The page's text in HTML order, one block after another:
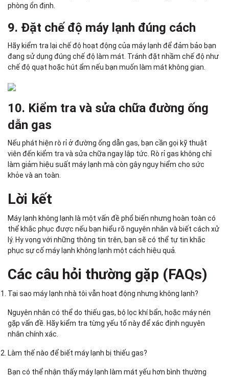
phòng ổn định.
9. Đặt chế độ máy lạnh đúng cách
Hãy kiểm tra lại chế độ hoạt động của máy lạnh để đảm bảo bạn
đang sử dụng đúng chế độ làm mát. Tránh đặt nhầm chế độ như
chế độ quạt hoặc hút ẩm nếu bạn muốn làm mát không gian.
10. Kiểm tra và sửa chữa đường ống
dẫn gas
Nếu phát hiện rò rỉ ở đường ống dẫn gas, bạn cần gọi kỹ thuật
viên đến kiểm tra và sửa chữa ngay lập tức. Rò rỉ gas không chỉ
làm giảm hiệu suất máy lạnh mà còn gây nguy hiểm cho sức
khỏe và an toàn.
Lời kết
Máy lạnh không lạnh là một vấn đề phổ biến nhưng hoàn toàn có
thể khắc phục được nếu bạn hiểu rõ nguyên nhân và biết cách xử
lý. Hy vọng với những thông tin trên, bạn sẽ có thể tự tin khắc
phục sự cố máy lạnh không lạnh một cách hiệu quả.
Các câu hỏi thường gặp (FAQs)
Tại sao máy lạnh nhà tôi vẫn hoạt động nhưng không lạnh?
Nguyên nhân có thể do thiếu gas, bộ lọc khí bẩn, hoặc máy nén
gặp vấn đề. Hãy kiểm tra từng yếu tố này để xác định nguyên
nhân chính xác.
Làm thế nào để biết máy lạnh bị thiếu gas?
Bạn có thể nhận thấy máy lạnh làm mát yếu hơn bình thường